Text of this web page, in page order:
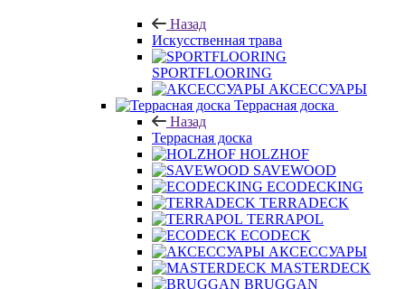
Назад
Искусственная трава
SPORTFLOORING
АКСЕССУАРЫ
Террасная доска
Назад
Террасная доска
HOLZHOF
SAVEWOOD
ECODECKING
TERRADECK
TERRAPOL
ECODECK
АКСЕССУАРЫ
MASTERDECK
BRUGGAN